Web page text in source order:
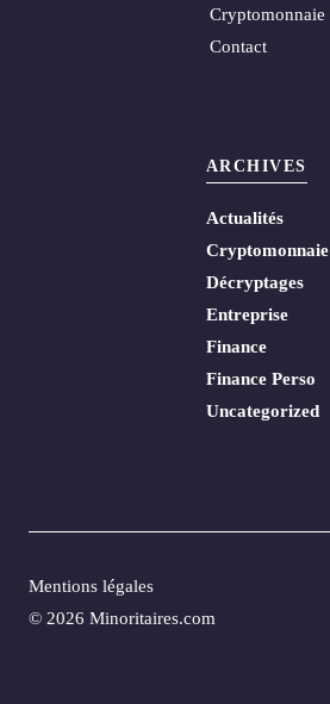
Cryptomonnaie
Contact
ARCHIVES
Actualités
Cryptomonnaie
Décryptages
Entreprise
Finance
Finance Perso
Uncategorized
© 2026 Minoritaires.com
Mentions légales